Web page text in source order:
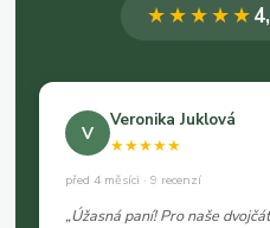
★★★★★
V
Veronika Juklová
★★★★★
před 4 měsíci · 9 recenzí
„Úžasná paní! Pro naše